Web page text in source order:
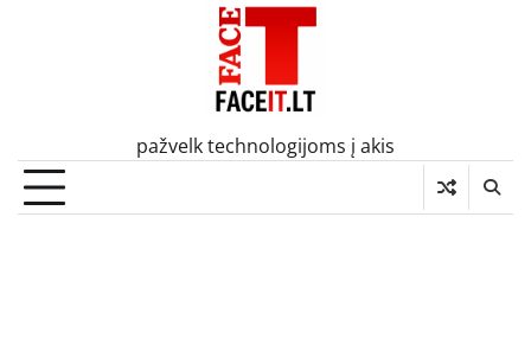
pažvelk technologijoms į akis